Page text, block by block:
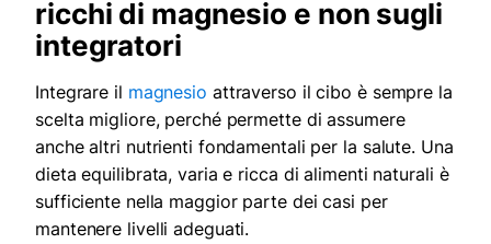
ricchi di magnesio e non sugli
integratori
Integrare il magnesio attraverso il cibo è sempre la
scelta migliore, perché permette di assumere
anche altri nutrienti fondamentali per la salute. Una
dieta equilibrata, varia e ricca di alimenti naturali è
sufficiente nella maggior parte dei casi per
mantenere livelli adeguati.